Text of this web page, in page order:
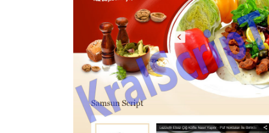
temaları,
download
sitesi.